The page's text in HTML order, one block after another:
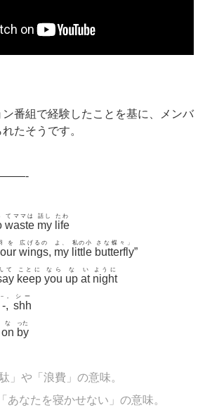
番組で経験したことを基に、メンバ
たそうです。
waste
てママは
my
話し
life
たわ
を
wings
広げるの
, my
よ、
little
私の小
butterfly
さな蝶々」
”
て
keep
ことに
you
なら
up
な
at
い
night
ように
-,
－，
shh
シー
on
な
by
った
」や「浪費」の意味。
あなたを寝かせない」の意味。